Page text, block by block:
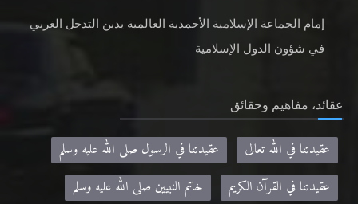
إمام الجماعة الإسلامية الأحمدية العالمية يدين التدخل الغربي
في شؤون الدول الإسلامية
عقائد، مفاهيم وحقائق
عقيدتنا في الله تعالى
عقيدتنا في الرسول صلى الله عليه وسلم
عقيدتنا في القرآن الكريم
خاتم النبيين صلى الله عليه وسلم